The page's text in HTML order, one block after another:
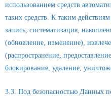
использованием средств
таких средств. К таким
запись, систематизация,
(обновление, изменение),
(распространение,
блокирование, удаление,
3.3. Под безопасностью Данных